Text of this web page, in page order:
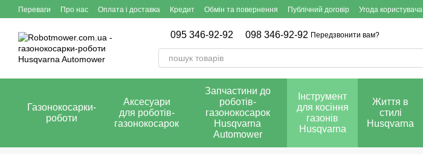
Перейти до основного контенту
Переваги Про нас Оплата і доставка Кредит Обмін та повернення Публічний договір Угода користувача
095 346-92-92 098 346-92-92 Передзвонити вам?
Газонокосарки-
роботи
Аксесуари
для роботів-
газонокосарок
Запчастини до
роботів-
газонокосарок
Husqvarna
Automower
Інструмент
для косіння
газонів
Husqvarna
Життя в
стилі
Husqvarna